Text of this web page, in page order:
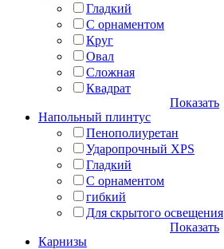
Гладкий
С орнаментом
Круг
Овал
Сложная
Квадрат
Показать
Напольный плинтус
Пенополиуретан
Ударопрочный XPS
Гладкий
С орнаментом
гибкий
Для скрытого освещения
Показать
Карнизы